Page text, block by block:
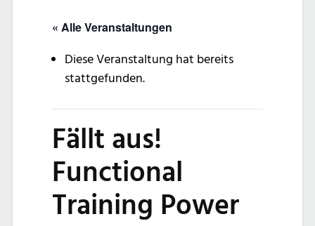
« Alle Veranstaltungen
Diese Veranstaltung hat bereits
stattgefunden.
Fällt aus!
Functional
Training Power